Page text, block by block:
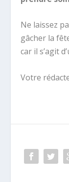
Ne laissez
gâcher la
car il s’agit
Votre